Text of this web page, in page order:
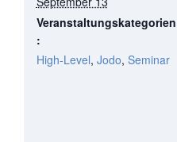
Veranstaltungskategorien
:
High-Level, Jodo, Seminar